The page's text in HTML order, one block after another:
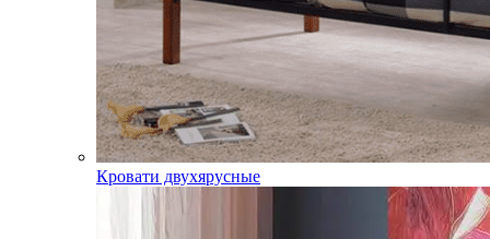
Кровати двухярусные